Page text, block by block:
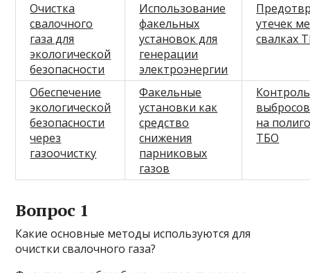
Очистка
свалочного
газа для
экологической
безопасности
Использование
факельных
установок для
генерации
электроэнергии
утечек
свалках
Обеспечение
экологической
безопасности
через
газоочистку
Факельные
установки как
средство
снижения
парниковых
газов
Контроль
на
ТБО
Вопрос 1
Какие основные методы используются для
очистки свалочного газа?